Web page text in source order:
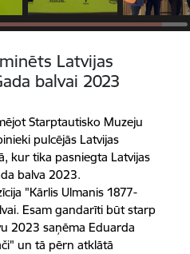
Latvijas
balvai 2023
Starptautisko Muzeju
pulcējās Latvijas
kur tika pasniegta Latvijas
balva 2023.
"Kārlis Ulmanis 1877-
Esam gandarīti būt starp
2023 saņēma Eduarda
un tā pērn atklātā